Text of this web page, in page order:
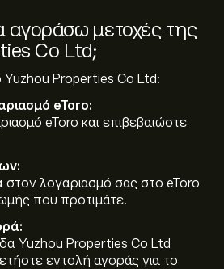
μετοχές της
Co Ltd;
Yuzhou Properties Co Ltd:
eToro:
eToro και επιβεβαιώστε
στον λογαριασμό σας στο eToro
που προτιμάτε.
Yuzhou Properties Co Ltd
εντολή αγοράς για το